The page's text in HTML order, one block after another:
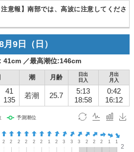
注意報】南部では、高波に注意してくださ
月9日 （日）
41cm ／最高潮位:146cm
潮 月齢
日出
日入
月出
月入
41
135
若潮 25.7
5:13
18:58
0:42
16:12